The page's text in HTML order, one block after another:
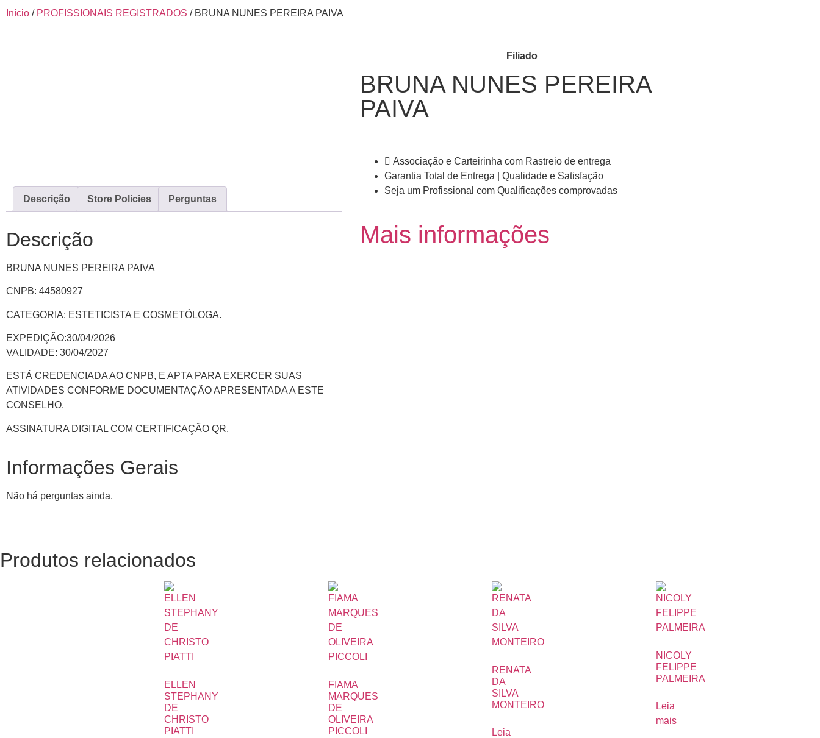
Início / PROFISSIONAIS REGISTRADOS / BRUNA NUNES PEREIRA PAIVA
Descrição Store Policies Perguntas
Descrição
BRUNA NUNES PEREIRA PAIVA
CNPB: 44580927
CATEGORIA: ESTETICISTA E COSMETÓLOGA.
EXPEDIÇÃO:30/04/2026
VALIDADE: 30/04/2027
ESTÁ CREDENCIADA AO CNPB, E APTA PARA EXERCER SUAS
ATIVIDADES CONFORME DOCUMENTAÇÃO APRESENTADA A ESTE
CONSELHO.
ASSINATURA DIGITAL COM CERTIFICAÇÃO QR.
Informações Gerais
Não há perguntas ainda.
Filiado
BRUNA NUNES PEREIRA
PAIVA
Associação e Carteirinha com Rastreio de entrega
Garantia Total de Entrega | Qualidade e Satisfação
Seja um Profissional com Qualificações comprovadas
Mais informações
Produtos relacionados
ELLEN
STEPHANY
DE
CHRISTO
PIATTI
FIAMA
MARQUES
DE
OLIVEIRA
PICCOLI
RENATA
DA
SILVA
MONTEIRO
Leia
NICOLY
FELIPPE
PALMEIRA
Leia
mais